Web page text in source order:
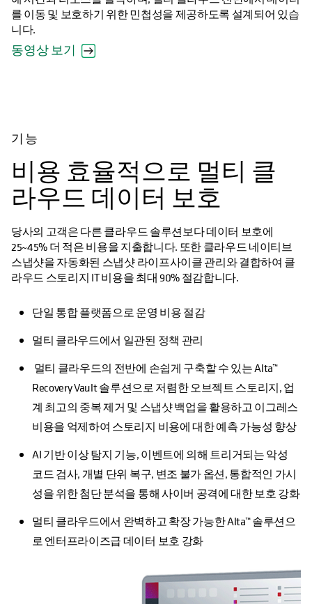
를 이동 및 보호하기 위한 민첩성을 제공하도록 설계되어 있습
니다.
동영상 보기
기능
비용 효율적으로 멀티 클
라우드 데이터 보호
당사의 고객은 다른 클라우드 솔루션보다 데이터 보호에
25~45% 더 적은 비용을 지출합니다. 또한 클라우드 네이티브
스냅샷을 자동화된 스냅샷 라이프사이클 관리와 결합하여 클
라우드 스토리지 IT 비용을 최대 90% 절감합니다.
단일 통합 플랫폼으로 운영 비용 절감
멀티 클라우드에서 일관된 정책 관리
멀티 클라우드의 전반에 손쉽게 구축할 수 있는 Alta™
Recovery Vault 솔루션으로 저렴한 오브젝트 스토리지, 업
계 최고의 중복 제거 및 스냅샷 백업을 활용하고 이그레스
비용을 억제하여 스토리지 비용에 대한 예측 가능성 향상
AI 기반 이상 탐지 기능, 이벤트에 의해 트리거되는 악성
코드 검사, 개별 단위 복구, 변조 불가 옵션, 통합적인 가시
성을 위한 첨단 분석을 통해 사이버 공격에 대한 보호 강화
멀티 클라우드에서 완벽하고 확장 가능한 Alta™ 솔루션으
로 엔터프라이즈급 데이터 보호 강화